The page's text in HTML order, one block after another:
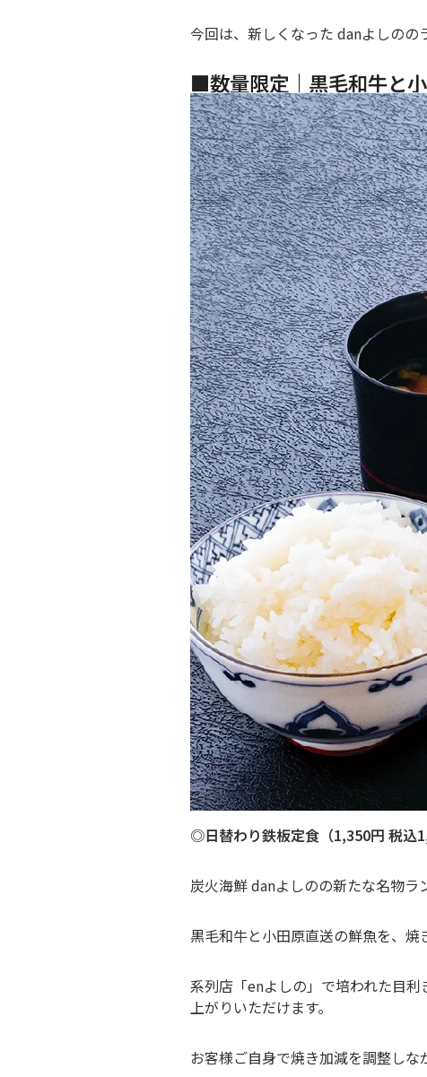
今回は、新しくなった danよしのの
■数量限定｜黒毛和牛と
◎日替わり鉄板定食（1,350円 税込
炭火海鮮 danよしのの新たな名物ラ
黒毛和牛と小田原直送の鮮魚を、焼
系列店「enよしの」で培われた目
上がりいただけます。
お客様ご自身で焼き加減を調整し